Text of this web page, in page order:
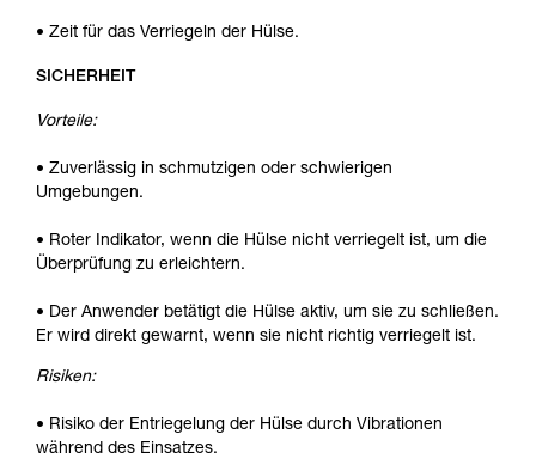
• Zeit für das Verriegeln der Hülse.
SICHERHEIT
Vorteile:
• Zuverlässig in schmutzigen oder schwierigen
Umgebungen.
• Roter Indikator, wenn die Hülse nicht verriegelt ist, um die
Überprüfung zu erleichtern.
• Der Anwender betätigt die Hülse aktiv, um sie zu schließen.
Er wird direkt gewarnt, wenn sie nicht richtig verriegelt ist.
Risiken:
• Risiko der Entriegelung der Hülse durch Vibrationen
während des Einsatzes.